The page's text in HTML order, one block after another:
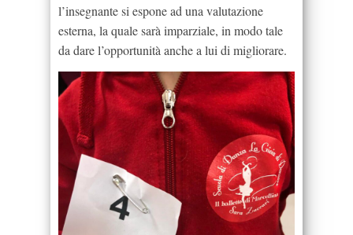
l’insegnante si espone ad una valutazione
esterna, la quale sarà imparziale, in modo tale
da dare l’opportunità anche a lui di migliorare.